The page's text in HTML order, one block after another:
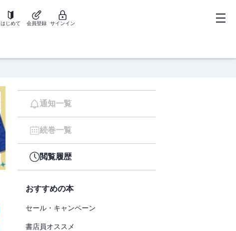
はじめて 会員登録 サインイン
通知一覧
続巻一覧
閲覧履歴
おすすめの本
セール・キャンペーン
書店員オススメ